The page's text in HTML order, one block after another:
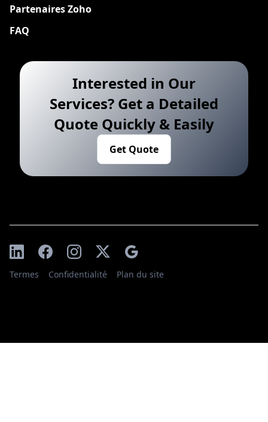
Partenaires Zoho
FAQ
Interested in Our
Services? Get a Detailed
Quote Quickly & Easily
Get Quote
Termes Confidentialité Plan du site